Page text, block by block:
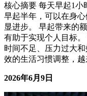
核心摘要 每天早起1
早起半年，可以在身
显进步。 早起带来的
有助于实现个人目标
时间不足、压力过大
效的生活习惯调整，越
2026年6月9日